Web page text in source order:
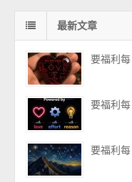
最新文章
要福利
要福利
要福利